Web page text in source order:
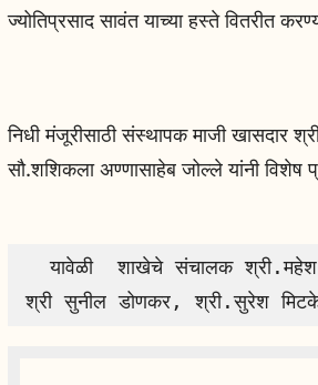
ज्योतिप्रसाद सावंत याच्या हस्ते वितरीत
निधी मंजूरीसाठी संस्थापक माजी खासदार
सौ.शशिकला अण्णासाहेब जोल्ले यांनी विशेष
  यावेळी  शाखेचे संचालक श्री.महेश कुरुणकर, श्री.अनिकेत शिंत्रे, श्री.सुशांत निकम,